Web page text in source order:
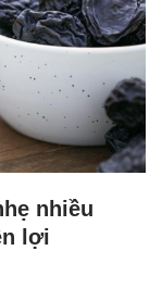
nhiều
lợi